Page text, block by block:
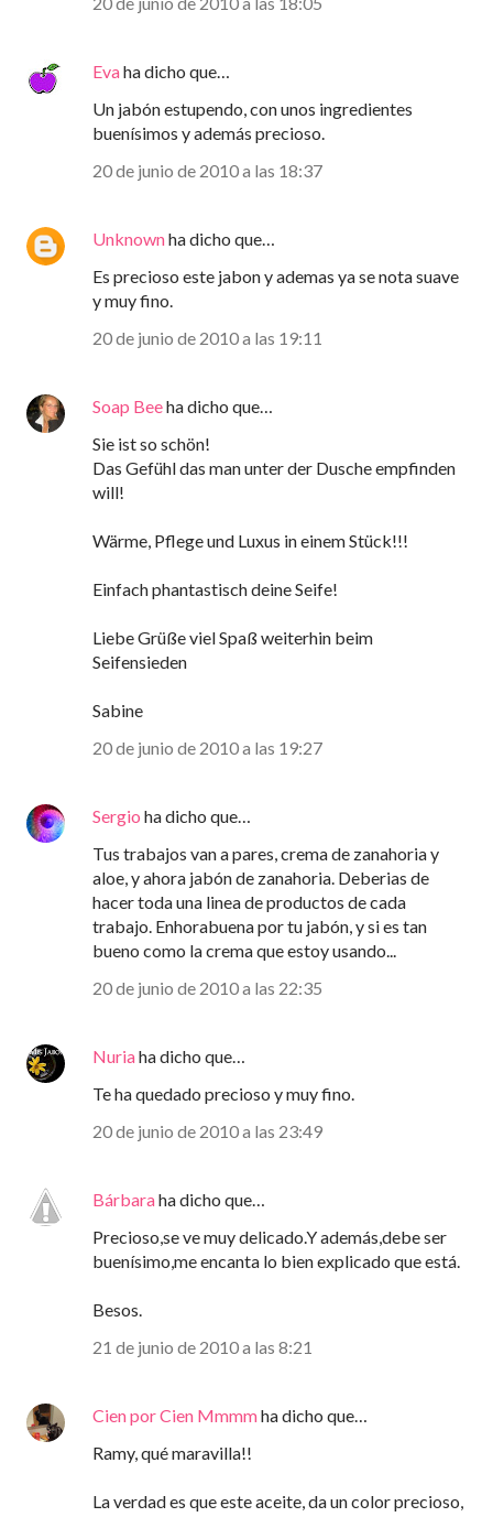
Evaha dicho que…
Un jabón estupendo, con unos ingredientes
buenísimos y además precioso.
20 de junio de 2010 a las 18:37
Unknownha dicho que…
Es precioso este jabon y ademas ya se nota suave
y muy fino.
20 de junio de 2010 a las 19:11
Soap Beeha dicho que…
Sie ist so schön!
Das Gefühl das man unter der Dusche empfinden
will!
Wärme, Pflege und Luxus in einem Stück!!!
Einfach phantastisch deine Seife!
Liebe Grüße viel Spaß weiterhin beim
Seifensieden
Sabine
20 de junio de 2010 a las 19:27
Sergio ha dicho que…
Tus trabajos van a pares, crema de zanahoria y
aloe, y ahora jabón de zanahoria. Deberias de
hacer toda una linea de productos de cada
trabajo. Enhorabuena por tu jabón, y si es tan
bueno como la crema que estoy usando...
20 de junio de 2010 a las 22:35
Nuriaha dicho que…
Te ha quedado precioso y muy fino.
20 de junio de 2010 a las 23:49
Bárbaraha dicho que…
Precioso,se ve muy delicado.Y además,debe ser
buenísimo,me encanta lo bien explicado que está.
Besos.
21 de junio de 2010 a las 8:21
Cien por Cien Mmmmha dicho que…
Ramy, qué maravilla!!
La verdad es que este aceite, da un color precioso,